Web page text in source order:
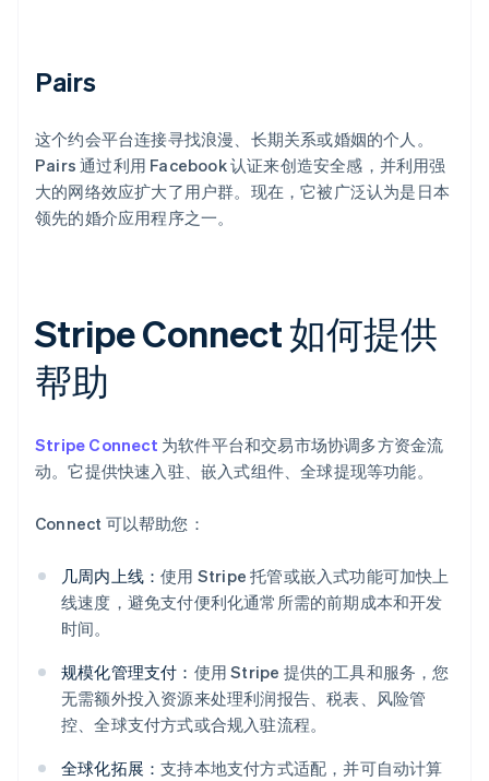
Pairs
这个约会平台连接寻找浪漫、长期关系或婚姻的个人。
Pairs 通过利用 Facebook 认证来创造安全感，并利用强
大的网络效应扩大了用户群。现在，它被广泛认为是日本
领先的婚介应用程序之一。
Stripe Connect 如何提供
帮助
Stripe Connect 为软件平台和交易市场协调多方资金流
动。它提供快速入驻、嵌入式组件、全球提现等功能。
Connect 可以帮助您：
几周内上线：使用 Stripe 托管或嵌入式功能可加快上
线速度，避免支付便利化通常所需的前期成本和开发
时间。
规模化管理支付： 使用 Stripe 提供的工具和服务，您
无需额外投入资源来处理利润报告、税表、风险管
控、全球支付方式或合规入驻流程。
全球化拓展：支持本地支付方式适配，并可自动计算
English